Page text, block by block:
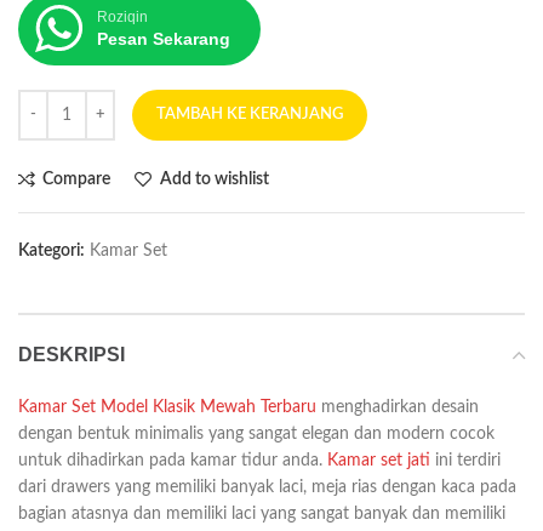
Roziqin
Pesan Sekarang
TAMBAH KE KERANJANG
Compare Add to wishlist
Kategori: Kamar Set
DESKRIPSI
Kamar Set Model Klasik Mewah Terbaru menghadirkan desain
dengan bentuk minimalis yang sangat elegan dan modern cocok
untuk dihadirkan pada kamar tidur anda. Kamar set jati ini terdiri
dari drawers yang memiliki banyak laci, meja rias dengan kaca pada
bagian atasnya dan memiliki laci yang sangat banyak dan memiliki